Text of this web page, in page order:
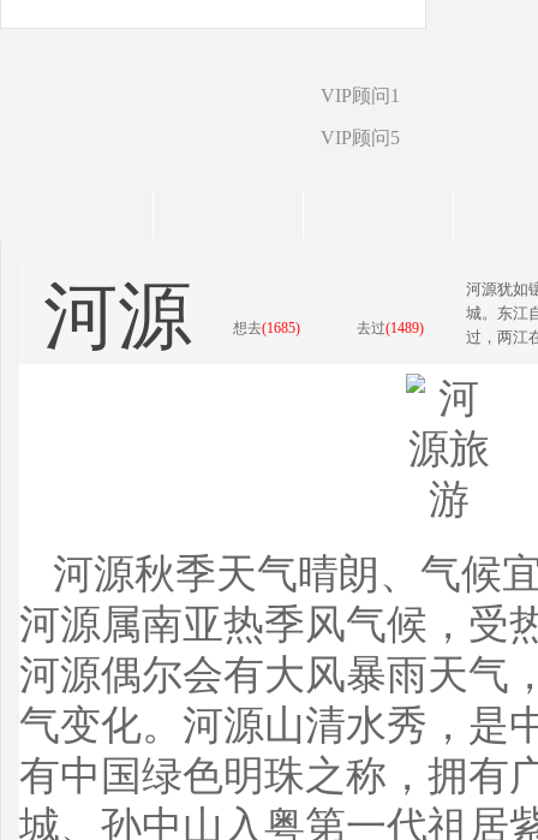
VIP顾问1
VIP顾问5
河源 想去(1685) 去过(1489)
河源犹如
城。东江
过，两江
河源秋季天气晴朗、气候
河源属南亚热季风气候，受
河源偶尔会有大风暴雨天气
气变化。河源山清水秀，是
有中国绿色明珠之称，拥
城、孙中山入粤第一代祖居